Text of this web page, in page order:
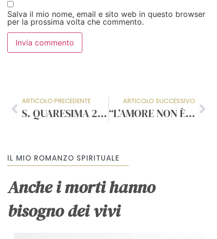
Salva il mio nome, email e sito web in questo browser
per la prossima volta che commento.
ARTICOLO PRECEDENTE
S. QUARESIMA 2026: QUALE DIGIUNO?
ARTICOLO SUCCESSIVO
“L’AMORE NON È BELLO SE NON È LITIGARELLO”…
IL MIO ROMANZO SPIRITUALE
Anche i morti hanno
bisogno dei vivi